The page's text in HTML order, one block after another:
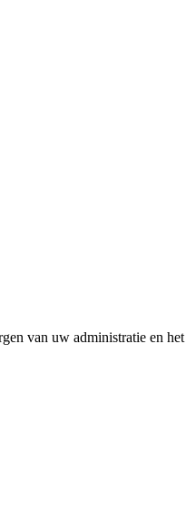
van uw administratie en